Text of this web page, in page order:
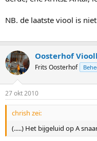
NB. de laatste viool is
Oosterhof
Frits Oosterhof
27 okt 2010
chrish zei:
(.....) Het bijgeluid op A